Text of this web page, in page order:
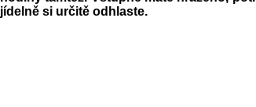
jídelně si určitě odhlaste.